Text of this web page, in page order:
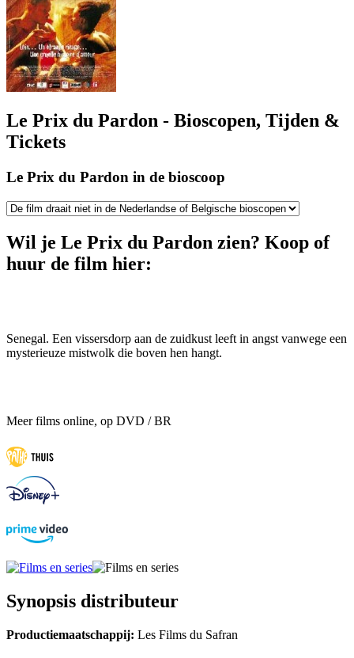
Le Prix du Pardon - Bioscopen, Tijden &
Tickets
Le Prix du Pardon in de bioscoop
Wil je Le Prix du Pardon zien? Koop of
huur de film hier:
Senegal. Een vissersdorp aan de zuidkust leeft in angst vanwege een
mysterieuze mistwolk die boven hen hangt.
Meer films online, op DVD / BR
Synopsis distributeur
Productiemaatschappij: Les Films du Safran